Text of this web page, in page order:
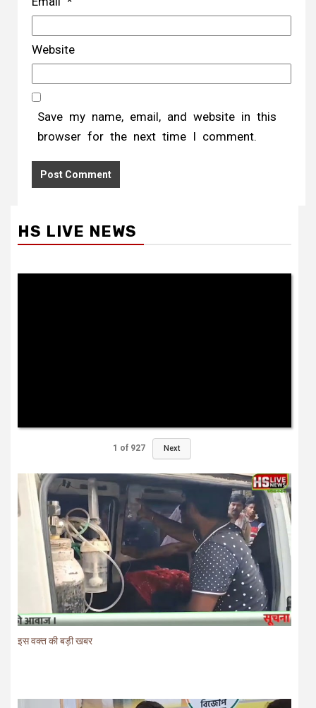
Website
Save my name, email, and website in this
browser for the next time I comment.
HS LIVE NEWS
1 of 927 Next
इस वक्त की बड़ी खबर